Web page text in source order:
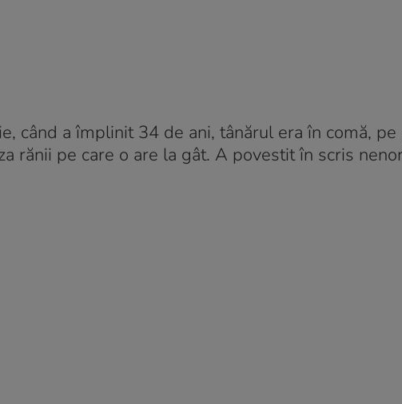
când a împlinit 34 de ani, tânărul era în comă,
rănii pe care o are la gât. A povestit în scris